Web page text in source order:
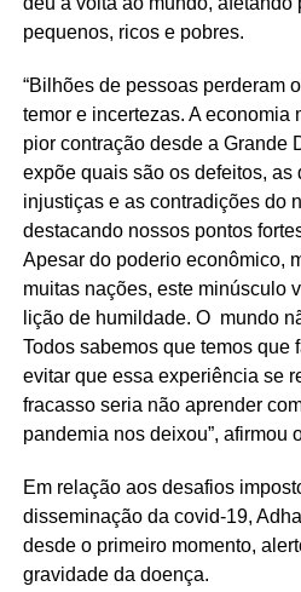
pequenos, ricos e pobres.
“Bilhões de pessoas perderam
temor e incertezas. A economia
pior contração desde a Grande
expõe quais são os defeitos, as
injustiças e as contradições do
destacando nossos pontos
Apesar do poderio econômico,
muitas nações, este minúsculo
lição de humildade. O mundo
Todos sabemos que temos que
evitar que essa experiência se
fracasso seria não aprender
pandemia nos deixou”, afirmou
Em relação aos desafios
disseminação da covid-19,
desde o primeiro momento,
gravidade da doença.